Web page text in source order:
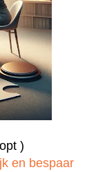
)
en bespaar